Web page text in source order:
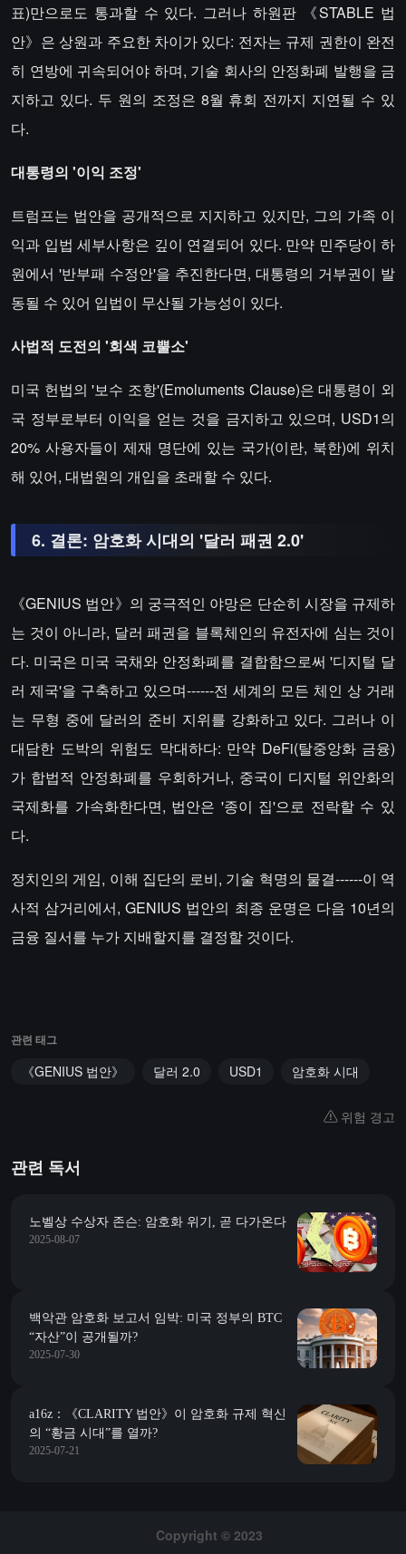
표)만으로도 통과할 수 있다. 그러나 하원판 《STABLE 법
안》은 상원과 주요한 차이가 있다: 전자는 규제 권한이 완전
히 연방에 귀속되어야 하며, 기술 회사의 안정화폐 발행을 금
지하고 있다. 두 원의 조정은 8월 휴회 전까지 지연될 수 있
다.
​​대통령의 '이익 조정'​​
트럼프는 법안을 공개적으로 지지하고 있지만, 그의 가족 이
익과 입법 세부사항은 깊이 연결되어 있다. 만약 민주당이 하
원에서 '반부패 수정안'을 추진한다면, 대통령의 거부권이 발
동될 수 있어 입법이 무산될 가능성이 있다.
사법적 도전의 '회색 코뿔소'​​
미국 헌법의 '보수 조항'(Emoluments Clause)은 대통령이 외
국 정부로부터 이익을 얻는 것을 금지하고 있으며, USD1의
20% 사용자들이 제재 명단에 있는 국가(이란, 북한)에 위치
해 있어, 대법원의 개입을 초래할 수 있다.
​​6. 결론: 암호화 시대의 '달러 패권 2.0'​​
《GENIUS 법안》의 궁극적인 야망은 단순히 시장을 규제하
는 것이 아니라, 달러 패권을 블록체인의 유전자에 심는 것이
다. 미국은 미국 국채와 안정화폐를 결합함으로써 '디지털 달
러 제국'을 구축하고 있으며------전 세계의 모든 체인 상 거래
는 무형 중에 달러의 준비 지위를 강화하고 있다. 그러나 이
대담한 도박의 위험도 막대하다: 만약 DeFi(탈중앙화 금융)
가 합법적 안정화폐를 우회하거나, 중국이 디지털 위안화의
국제화를 가속화한다면, 법안은 '종이 집'으로 전락할 수 있
다.
정치인의 게임, 이해 집단의 로비, 기술 혁명의 물결------이 역
사적 삼거리에서, GENIUS 법안의 최종 운명은 다음 10년의
금융 질서를 누가 지배할지를 결정할 것이다.
관련 태그
《GENIUS 법안》 달러 2.0 USD1 암호화 시대
위험 경고
관련 독서
노벨상 수상자 존슨: 암호화 위기, 곧 다가온다
2025-08-07
백악관 암호화 보고서 임박: 미국 정부의 BTC
“자산”이 공개될까?
2025-07-30
a16z：《CLARITY 법안》이 암호화 규제 혁신
의 “황금 시대”를 열까?
2025-07-21
Copyright © 2023